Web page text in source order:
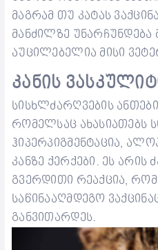
მაგრამ თუ კატას
მანძილზე უნარჩუნდება
აუცილებელია მისი
კანის
სისხლძარღვების
რომელსაც ახასიათებს
ჰიპერპიგმენტაცია,
კანზე ქერქები. ეს არის
გვერდითი რეაქცია,
საწინააღმდეგო
განვითარდეს.